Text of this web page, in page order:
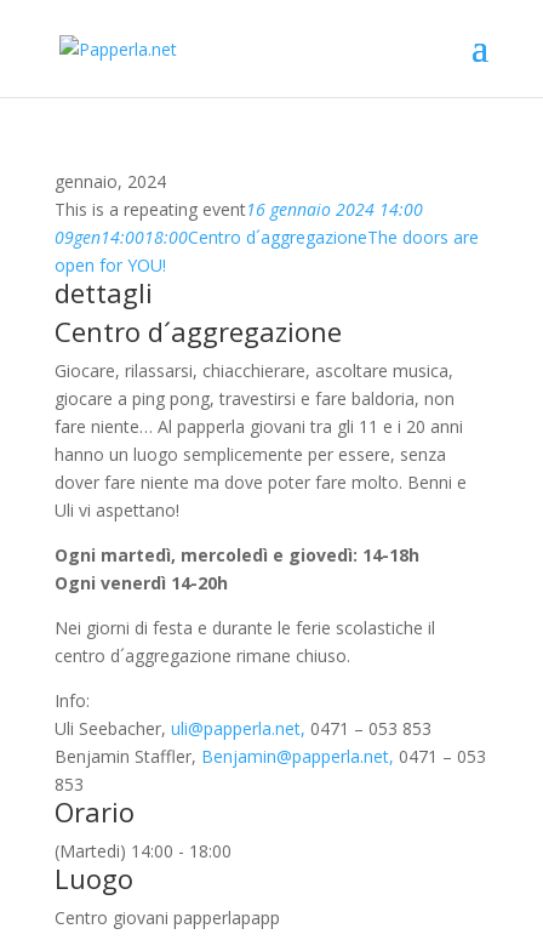
gennaio, 2024
This is a repeating event16 gennaio 2024 14:00
09gen14:0018:00Centro d´aggregazioneThe doors are
open for YOU!
dettagli
Centro d´aggregazione
Giocare, rilassarsi, chiacchierare, ascoltare musica,
giocare a ping pong, travestirsi e fare baldoria, non
fare niente… Al papperla giovani tra gli 11 e i 20 anni
hanno un luogo semplicemente per essere, senza
dover fare niente ma dove poter fare molto. Benni e
Uli vi aspettano!
Ogni martedì, mercoledì e giovedì: 14-18h
Ogni venerdì 14-20h
Nei giorni di festa e durante le ferie scolastiche il
centro d´aggregazione rimane chiuso.
Info:
Uli Seebacher, uli@papperla.net, 0471 – 053 853
Benjamin Staffler, Benjamin@papperla.net, 0471 – 053
853
Orario
(Martedi) 14:00 - 18:00
Luogo
Centro giovani papperlapapp